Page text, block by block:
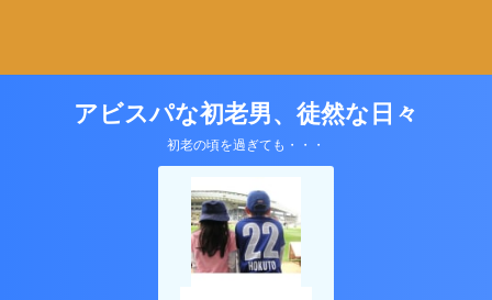
アビスパな初老男、徒然な日々
初老の頃を過ぎても・・・